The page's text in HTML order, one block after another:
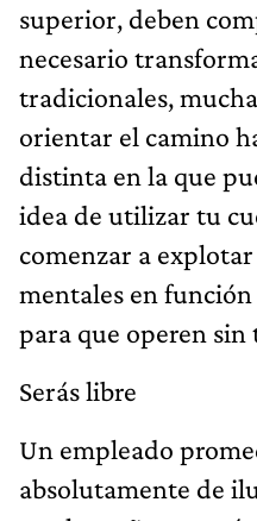
superior, deben
necesario
tradicionales,
orientar el camino
distinta en la que
idea de utilizar tu
comenzar a
mentales en
para que operen sin
Serás libre
Un empleado
absolutamente de